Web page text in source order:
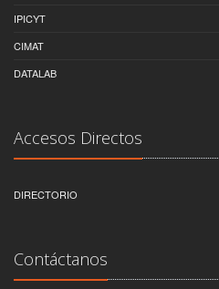
IPICYT
CIMAT
DATALAB
Accesos Directos
DIRECTORIO
Contáctanos